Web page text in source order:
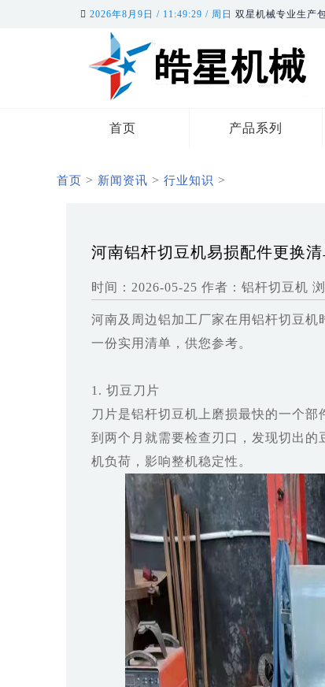
2026年8月9日 / 11:49:30 / 周日 双星机械专业生产
首页 产品系列
首页 > 新闻资讯 > 行业知识 >
河南铝杆切豆机易损配件更换
时间：2026-05-25 作者：铝杆切豆机
河南及周边铝加工厂家在用铝杆切豆
一份实用清单，供您参考。
1. 切豆刀片
刀片是铝杆切豆机上磨损最快的一个
到两个月就需要检查刃口，发现切出
机负荷，影响整机稳定性。